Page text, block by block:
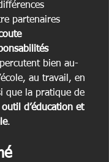
partenaires
bien au-
au travail, en
que la pratique de
outil d’éducation et
.